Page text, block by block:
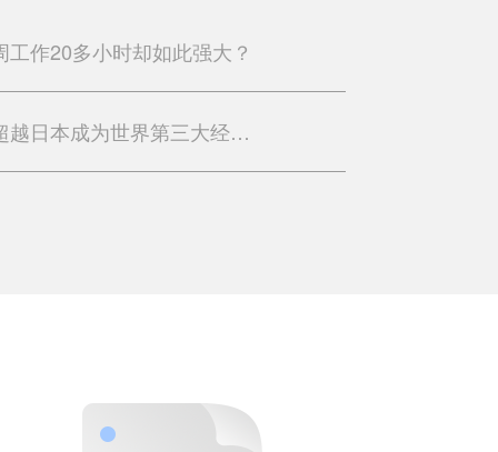
作20多小时却如此强大？
德国经济怎么样？德国超越日本成为世界第三大经济体